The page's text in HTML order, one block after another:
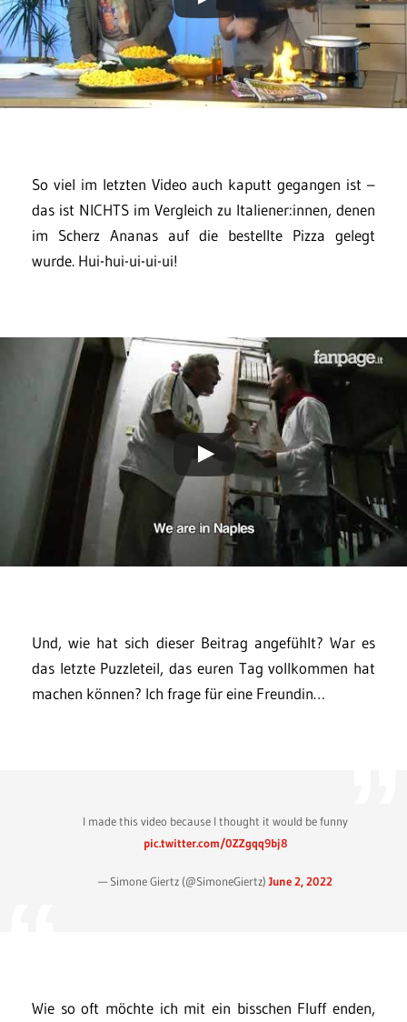
So viel im letzten Video auch kaputt gegangen ist –
das ist NICHTS im Vergleich zu Italiener:innen, denen
im Scherz Ananas auf die bestellte Pizza gelegt
wurde. Hui-hui-ui-ui-ui!
Und, wie hat sich dieser Beitrag angefühlt? War es
das letzte Puzzleteil, das euren Tag vollkommen hat
machen können? Ich frage für eine Freundin…
I made this video because I thought it would be funny
pic.twitter.com/0ZZgqq9bj8
— Simone Giertz (@SimoneGiertz)June 2, 2022
Wie so oft möchte ich mit ein bisschen Fluff enden,